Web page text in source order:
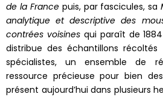
de la France puis, par fascicules, sa
analytique et descriptive des
contrées voisines qui paraît de
distribue des échantillons
spécialistes, un ensemble de
ressource précieuse pour bien
présent aujourd’hui dans plusieurs